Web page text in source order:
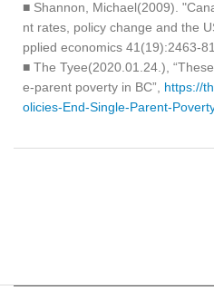
■ Shannon, Michael(2009).
nt rates, policy change and the
pplied economics 41(19):2463-81.
■ The Tyee(2020.01.24.),
e-parent poverty in BC”, https://
olicies-End-Single-Parent-